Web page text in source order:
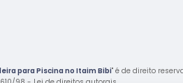
para Piscina no Itaim Bibi" é de direito